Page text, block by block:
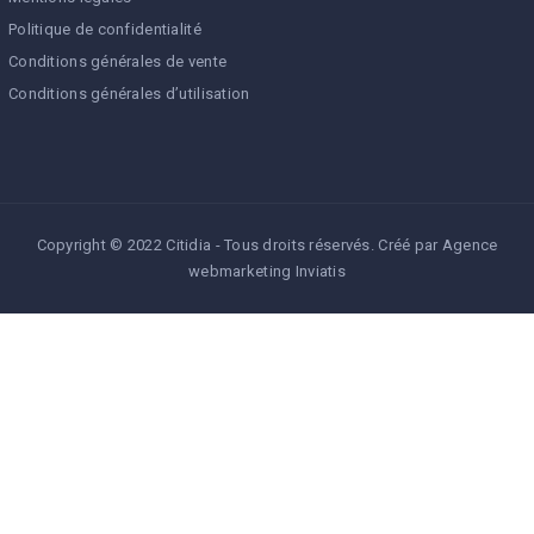
Politique de confidentialité
Conditions générales de vente
Conditions générales d’utilisation
Copyright © 2022 Citidia - Tous droits réservés. Créé par Agence
webmarketing Inviatis